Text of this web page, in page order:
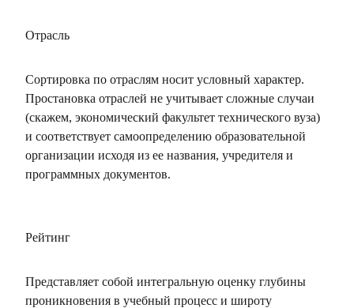
Отрасль
Сортировка по отраслям носит условный характер.
Простановка отраслей не учитывает сложные случаи
(скажем, экономический факультет технического вуза)
и соответствует самоопределению образовательной
организации исходя из ее названия, учредителя и
программных документов.
Рейтинг
Представляет собой интегральную оценку глубины
проникновения в учебный процесс и широту